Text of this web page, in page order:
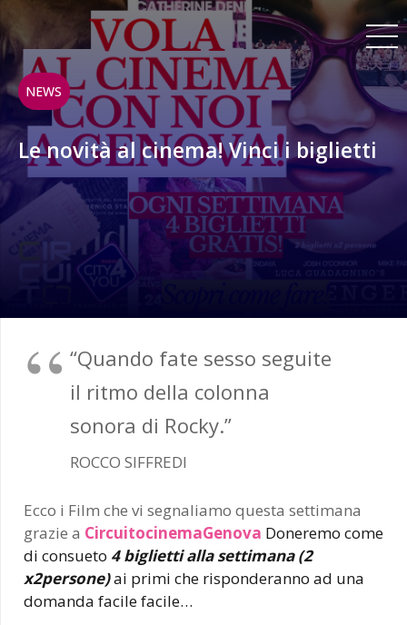
NEWS
Le novità al cinema! Vinci i biglietti
“Quando fate sesso seguite
il ritmo della colonna
sonora di Rocky.”
ROCCO SIFFREDI
Ecco i Film che vi segnaliamo questa settimana
grazie a CircuitocinemaGenova Doneremo come
di consueto 4 biglietti alla settimana (2
x2persone)ai primi che risponderanno ad una
domanda facile facile…